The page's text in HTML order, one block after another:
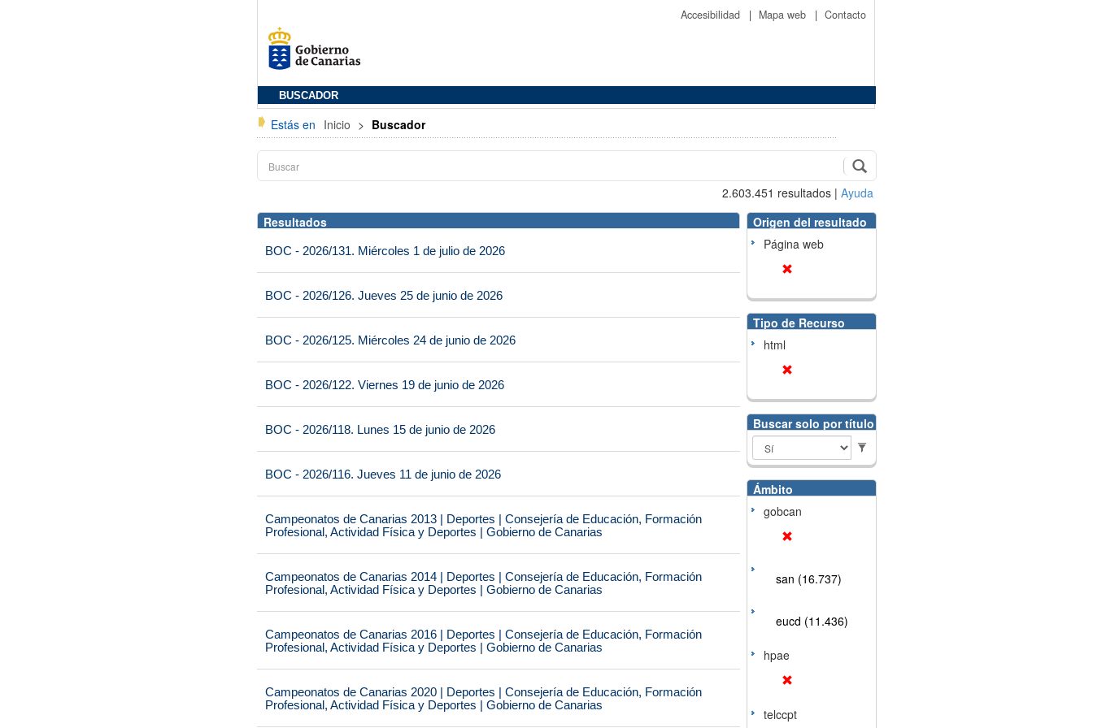
Accesibilidad | Mapa web | Contacto
BUSCADOR
Estás en Inicio > Buscador
2.603.451 resultados | Ayuda
Resultados
BOC - 2026/131. Miércoles 1 de julio de 2026
BOC - 2026/126. Jueves 25 de junio de 2026
BOC - 2026/125. Miércoles 24 de junio de 2026
BOC - 2026/122. Viernes 19 de junio de 2026
BOC - 2026/118. Lunes 15 de junio de 2026
BOC - 2026/116. Jueves 11 de junio de 2026
Campeonatos de Canarias 2013 | Deportes | Consejería de Educación, Formación
Profesional, Actividad Física y Deportes | Gobierno de Canarias
Campeonatos de Canarias 2014 | Deportes | Consejería de Educación, Formación
Profesional, Actividad Física y Deportes | Gobierno de Canarias
Campeonatos de Canarias 2016 | Deportes | Consejería de Educación, Formación
Profesional, Actividad Física y Deportes | Gobierno de Canarias
Campeonatos de Canarias 2020 | Deportes | Consejería de Educación, Formación
Profesional, Actividad Física y Deportes | Gobierno de Canarias
Origen del resultado
Página web
Tipo de Recurso
html
Buscar solo por título
Ámbito
gobcan
san (16.737)
eucd (11.436)
hpae
telccpt